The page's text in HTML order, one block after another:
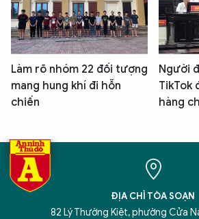
Làm rõ nhóm 22 đối tượng
mang hung khí đi hỗn
chiến
Người
TikTok
hàng
ĐỊA CHỈ TÒA SOẠN
82 Lý Thường Kiệt, phường Cửa